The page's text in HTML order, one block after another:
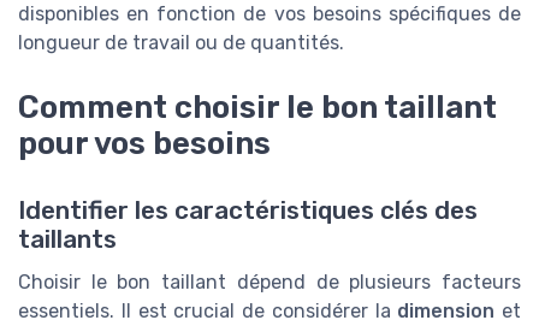
disponibles en fonction de vos besoins spécifiques de
longueur de travail ou de quantités.
Comment choisir le bon taillant
pour vos besoins
Identifier les caractéristiques clés des
taillants
Choisir le bon taillant dépend de plusieurs facteurs
essentiels. Il est crucial de considérer la dimension et